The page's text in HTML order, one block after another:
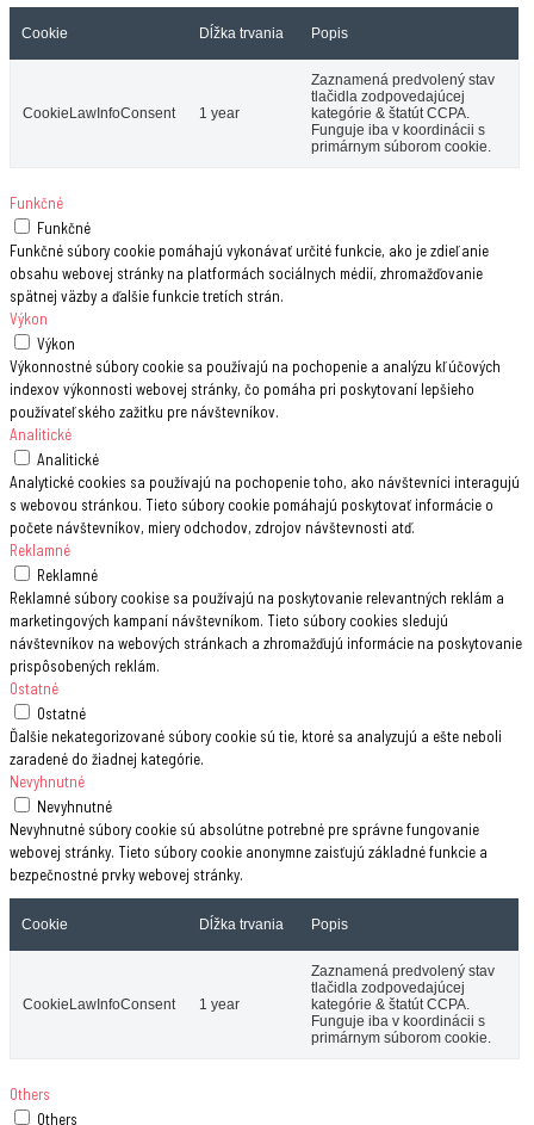
Cookie Dĺžka trvania Popis
CookieLawInfoConsent 1 year
Zaznamená predvolený stav
tlačidla zodpovedajúcej
kategórie & štatút CCPA.
Funguje iba v koordinácii s
primárnym súborom cookie.
Funkčné
Funkčné
Funkčné súbory cookie pomáhajú vykonávať určité funkcie, ako je zdieľanie
obsahu webovej stránky na platformách sociálnych médií, zhromažďovanie
spätnej väzby a ďalšie funkcie tretích strán.
Výkon
Výkon
Výkonnostné súbory cookie sa používajú na pochopenie a analýzu kľúčových
indexov výkonnosti webovej stránky, čo pomáha pri poskytovaní lepšieho
používateľského zažitku pre návštevníkov.
Analitické
Analitické
Analytické cookies sa používajú na pochopenie toho, ako návštevníci interagujú
s webovou stránkou. Tieto súbory cookie pomáhajú poskytovať informácie o
počete návštevníkov, miery odchodov, zdrojov návštevnosti atď.
Reklamné
Reklamné
Reklamné súbory cookise sa používajú na poskytovanie relevantných reklám a
marketingových kampaní návštevníkom. Tieto súbory cookies sledujú
návštevníkov na webových stránkach a zhromažďujú informácie na poskytovanie
prispôsobených reklám.
Ostatné
Ostatné
Ďalšie nekategorizované súbory cookie sú tie, ktoré sa analyzujú a ešte neboli
zaradené do žiadnej kategórie.
Nevyhnutné
Nevyhnutné
Nevyhnutné súbory cookie sú absolútne potrebné pre správne fungovanie
webovej stránky. Tieto súbory cookie anonymne zaisťujú základné funkcie a
bezpečnostné prvky webovej stránky.
Cookie Dĺžka trvania Popis
CookieLawInfoConsent 1 year
Zaznamená predvolený stav
tlačidla zodpovedajúcej
kategórie & štatút CCPA.
Funguje iba v koordinácii s
primárnym súborom cookie.
Others
Others